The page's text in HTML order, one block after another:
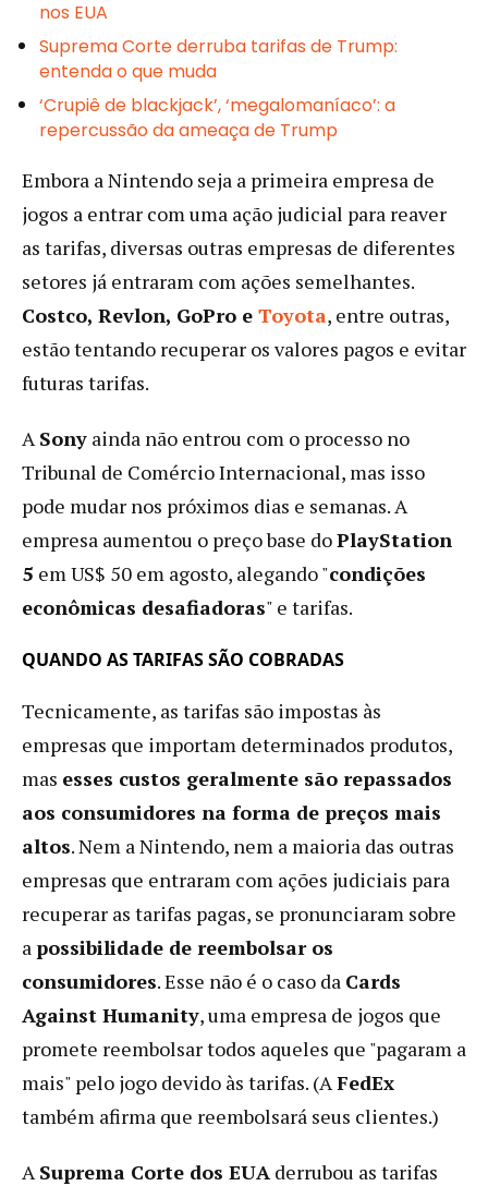
nos EUA
Suprema Corte derruba tarifas de Trump:
entenda o que muda
‘Crupiê de blackjack’, ‘megalomaníaco’: a
repercussão da ameaça de Trump
Embora a Nintendo seja a primeira empresa de
jogos a entrar com uma ação judicial para reaver
as tarifas, diversas outras empresas de diferentes
setores já entraram com ações semelhantes.
Costco, Revlon, GoPro e Toyota, entre outras,
estão tentando recuperar os valores pagos e evitar
futuras tarifas.
ASony ainda não entrou com o processo no
Tribunal de Comércio Internacional, mas isso
pode mudar nos próximos dias e semanas. A
empresa aumentou o preço base doPlayStation
5 em US$ 50 em agosto, alegando "condições
econômicas desafiadoras" e tarifas.
QUANDO AS TARIFAS SÃO COBRADAS
Tecnicamente, as tarifas são impostas às
empresas que importam determinados produtos,
mas esses custos geralmente são repassados ​​
aos consumidores na forma de preços mais
altos. Nem a Nintendo, nem a maioria das outras
empresas que entraram com ações judiciais para
recuperar as tarifas pagas, se pronunciaram sobre
a possibilidade de reembolsar os
consumidores. Esse não é o caso da Cards
Against Humanity, uma empresa de jogos que
promete reembolsar todos aqueles que "pagaram a
mais" pelo jogo devido às tarifas. (AFedEx
também afirma que reembolsará seus clientes.)
ASuprema Corte dos EUA derrubou as tarifas